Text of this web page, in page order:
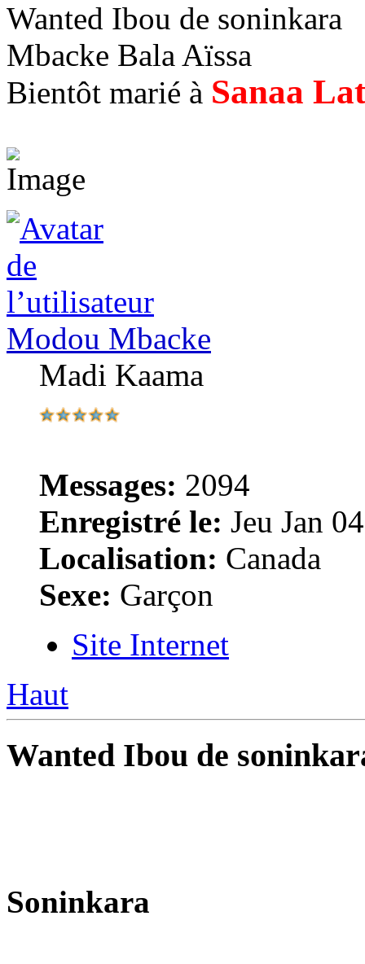
Wanted Ibou de soninkara
Mbacke Bala Aïssa
Bientôt marié à Sanaa
Modou Mbacke
Madi Kaama
Messages: 2094
Enregistré le: Jeu Jan
Localisation: Canada
Sexe: Garçon
Site Internet
Haut
Wanted Ibou de
Soninkara